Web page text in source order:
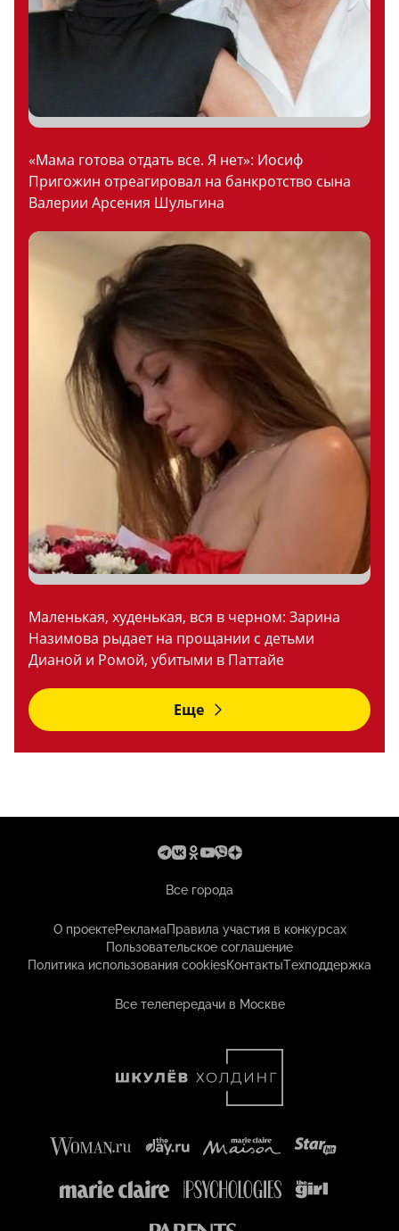
«Мама готова отдать все. Я нет»: Иосиф
Пригожин отреагировал на банкротство сына
Валерии Арсения Шульгина
Маленькая, худенькая, вся в черном: Зарина
Назимова рыдает на прощании с детьми
Дианой и Ромой, убитыми в Паттайе
Еще
Все города
О проектеРекламаПравила участия в конкурсах
Пользовательское соглашение
Политика использования cookiesКонтактыТехподдержка
Все телепередачи в Москве